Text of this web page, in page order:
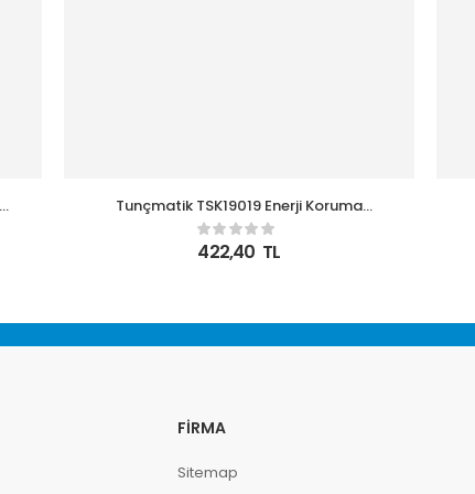
Tunçmatik TSK19019 Enerji Koruma
Powersurge 1’li Beyaz Priz 1050 JOULE
422,40 TL
FIRMA
Sitemap